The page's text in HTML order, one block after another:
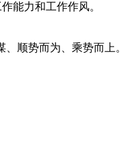
能力和工作作风。
顺势而为、乘势而上。